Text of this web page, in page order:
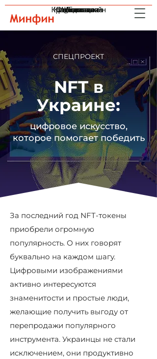
Валюта
Банки
Индексы
Криптовалюта
Кредиты онлайн
Страхование
Инвестиции
СПЕЦПРОЕКТ
NFT в
Украине:
цифровое искусство,
которое помогает победить
За последний год NFT-токены
приобрели огромную
популярность. О них говорят
буквально на каждом шагу.
Цифровыми изображениями
активно интересуются
знаменитости и простые люди,
желающие получить выгоду от
перепродажи популярного
инструмента. Украинцы не стали
исключением, они продуктивно